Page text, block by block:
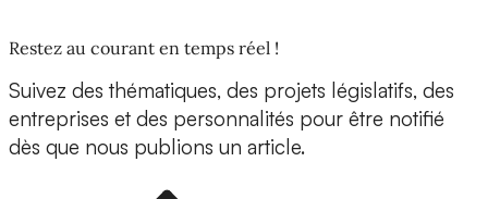
Restez au courant en temps réel !
Suivez des thématiques, des projets législatifs, des
entreprises et des personnalités pour être notifié
dès que nous publions un article.